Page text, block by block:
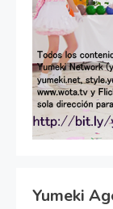
Yumeki